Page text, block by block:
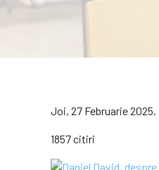
Joi, 27 Februarie 2025,
1857 citiri